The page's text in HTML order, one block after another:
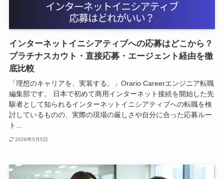
インターネットイニシアティブへの応募はどこから？
プラチナスカウト・直接応募・エージェント経由を徹
底比較
「理想のキャリアを、実装する。」Orario Careerエンジニア転職
編集部です。 日本で初めて商用インターネット接続を開始した先
駆者として知られるインターネットイニシアティブへの転職を検
討しているものの、実際の現場の厳しさや自分に合った応募ルー
ト...
2026年5月5日